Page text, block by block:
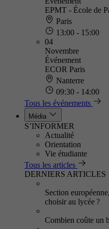
EPMT - École de
Paris
13:00 - 15:00
04
Novembre
Événement
ECOR Paris
Nanterre
09:30 - 14:00
Tous les événements
Média
S’INFORMER
Actualité
Orientation
Vie étudiante
Tous les articles
DERNIERS ARTICLES
Section
choisir au lycée ?
Combien coûte un